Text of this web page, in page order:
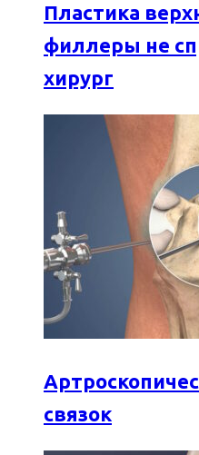
Пластика
филлеры не
хирург
связок